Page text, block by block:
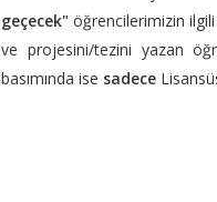
geçecek" öğrencilerimizin ilgili
ve projesini/tezini yazan
basımında ise sadece